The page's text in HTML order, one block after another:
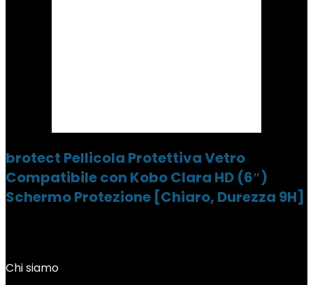
brotect Pellicola Protettiva Vetro
Compatibile con Kobo Clara HD (6″)
Schermo Protezione [Chiaro, Durezza 9H]
Chi siamo